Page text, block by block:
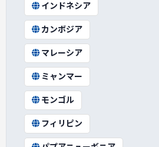
インドネシア
カンボジア
マレーシア
ミャンマー
モンゴル
フィリピン